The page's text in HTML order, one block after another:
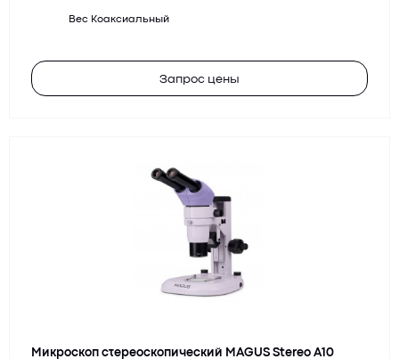
Вес Коаксиальный
Запрос цены
Микроскоп стереоскопический MAGUS Stereo A10